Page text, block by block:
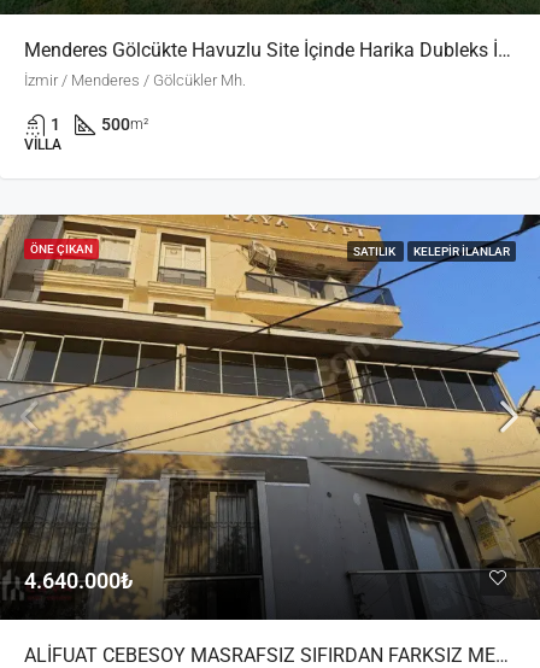
Menderes Gölcükte Havuzlu Site İçinde Harika Dubleks İkiz Villa
İzmir / Menderes / Gölcükler Mh.
1 500m²
VILLA
ÖNE ÇIKAN SATILIK KELEPIR İLANLAR
4.640.000₺
ALİFUAT CEBESOY MASRAFSIZ SIFIRDAN FARKSIZ MERKZİ KONUM